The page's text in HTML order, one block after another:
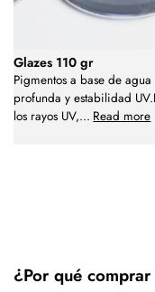
Glazes 110 gr
Pigmentos a base de
profunda y estabilidad
los rayos UV,... Read more
¿Por qué